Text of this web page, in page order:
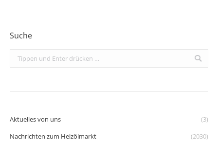
Suche
Search:
Aktuelles von uns
(3)
Nachrichten zum Heizölmarkt
(2030)